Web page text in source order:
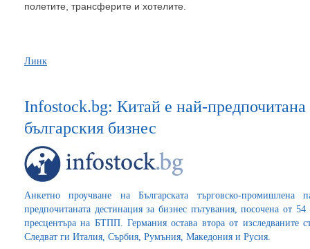
полетите, трансферите и хотелите.
Линк
Infostock.bg: Китай е най-предпочитана
българския бизнес
Анкетно проучване на Българската търговско-
предпочитаната дестинация за бизнес пътувания, посочена от
пресцентъра на БТПП. Германия остава втора от изследваните
Следват ги Италия, Сърбия, Румъния, Македония и Русия.